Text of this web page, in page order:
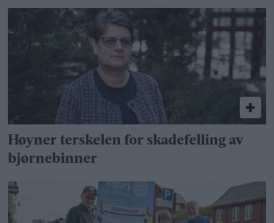
Høyner terskelen for skadefelling av
bjørnebinner